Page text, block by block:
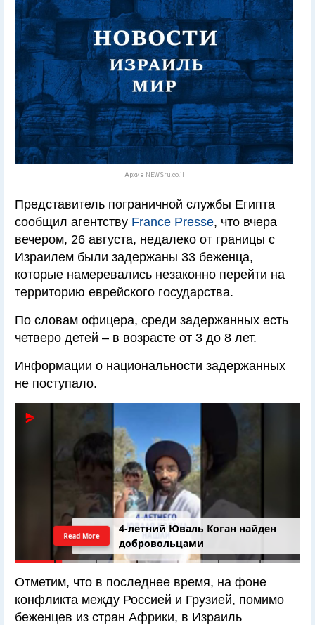
Архив NEWSru.co.il
Представитель пограничной службы Египта
сообщил агентству France Presse, что вчера
вечером, 26 августа, недалеко от границы с
Израилем были задержаны 33 беженца,
которые намеревались незаконно перейти на
территорию еврейского государства.
По словам офицера, среди задержанных есть
четверо детей – в возрасте от 3 до 8 лет.
Информации о национальности задержанных
не поступало.
4-летний Юваль Коган найден
добровольцами
Read More
Отметим, что в последнее время, на фоне
конфликта между Россией и Грузией, помимо
беженцев из стран Африки, в Израиль